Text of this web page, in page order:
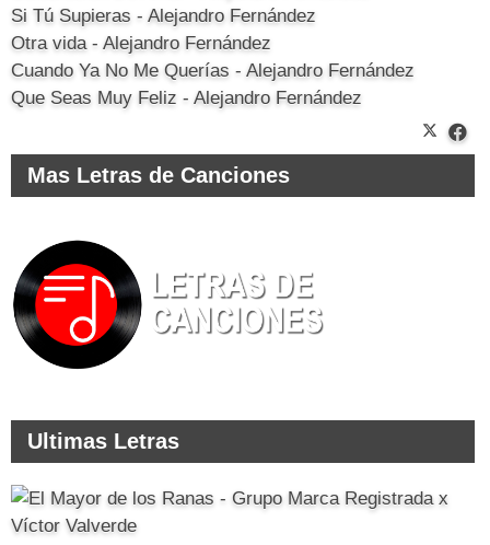
Si Tú Supieras - Alejandro Fernández
Otra vida - Alejandro Fernández
Cuando Ya No Me Querías - Alejandro Fernández
Que Seas Muy Feliz - Alejandro Fernández
Mas Letras de Canciones
Ultimas Letras